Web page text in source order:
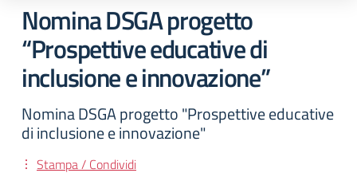
Nomina DSGA progetto
“Prospettive educative di
inclusione e innovazione”
Nomina DSGA progetto "Prospettive educative
di inclusione e innovazione"
Stampa / Condividi